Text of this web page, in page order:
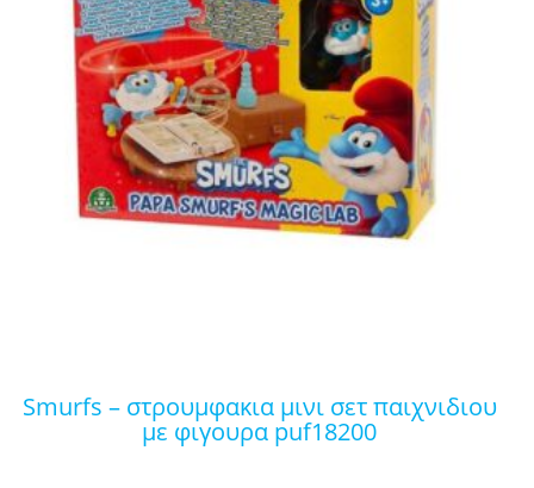
smurfs – στρουμφακια μινι σετ παιχνιδιου
με φιγουρα puf18200